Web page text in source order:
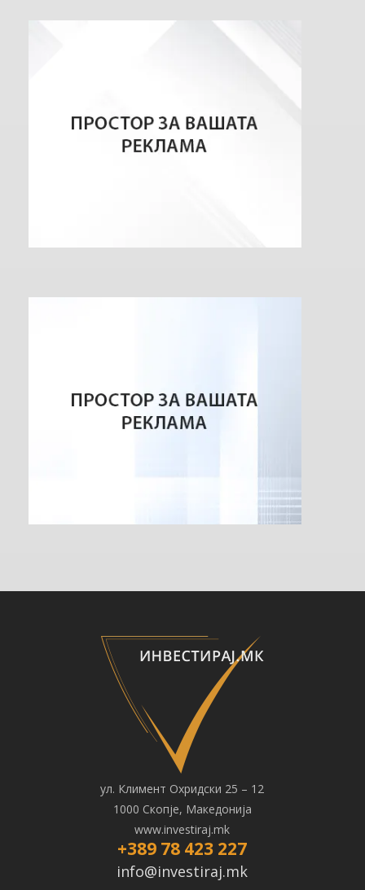
ул. Климент Охридски 25 – 12
1000 Скопје, Македонија
www.investiraj.mk
+389 78 423 227
info@investiraj.mk